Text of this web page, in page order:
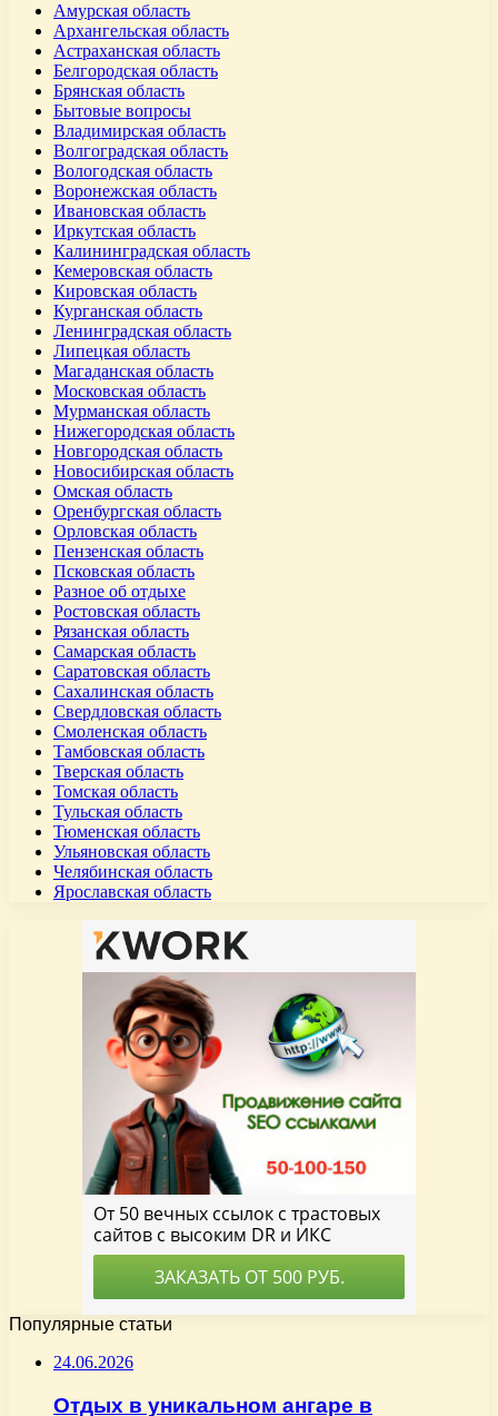
Амурская область
Архангельская область
Астраханская область
Белгородская область
Брянская область
Бытовые вопросы
Владимирская область
Волгоградская область
Вологодская область
Воронежская область
Ивановская область
Иркутская область
Калининградская область
Кемеровская область
Кировская область
Курганская область
Ленинградская область
Липецкая область
Магаданская область
Московская область
Мурманская область
Нижегородская область
Новгородская область
Новосибирская область
Омская область
Оренбургская область
Орловская область
Пензенская область
Псковская область
Разное об отдыхе
Ростовская область
Рязанская область
Самарская область
Саратовская область
Сахалинская область
Свердловская область
Смоленская область
Тамбовская область
Тверская область
Томская область
Тульская область
Тюменская область
Ульяновская область
Челябинская область
Ярославская область
Популярные статьи
24.06.2026
Отдых в уникальном ангаре в